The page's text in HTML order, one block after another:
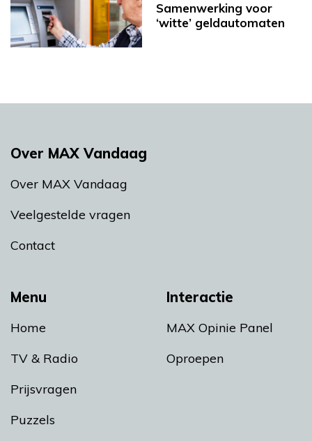
Samenwerking voor
‘witte’ geldautomaten
Menu
Home
TV & Radio
Prijsvragen
Puzzels
Interactie
MAX Opinie Panel
Oproepen
Over MAX Vandaag
Over MAX Vandaag
Veelgestelde vragen
Contact